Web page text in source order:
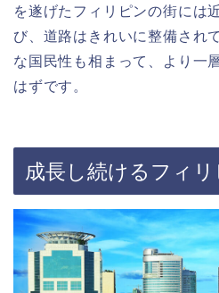
を遂げたフィリピンの街には
び、道路はきれいに整備され
な国民性も相まって、より一
はずです。
成長し続けるフィ